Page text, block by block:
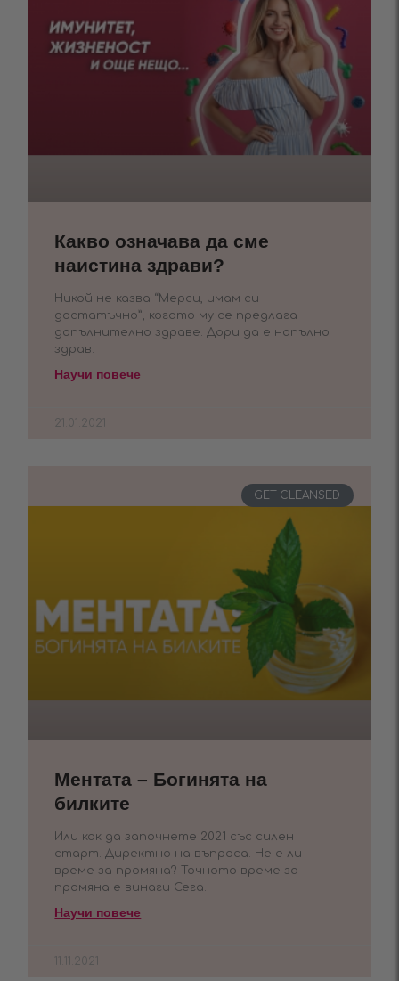
Какво означава да сме
наистина здрави?
Никой не казва “Мерси, имам си
достатъчно”, когато му се предлага
допълнително здраве. Дори да е напълно
здрав.
Научи повече
21.01.2021
GET CLEANSED
Ментата – Богинята на
билките
Или как да започнете 2021 със силен
старт. Директно на въпроса. Не е ли
време за промяна? Точното време за
промяна е винаги Сега.
Научи повече
11.11.2021